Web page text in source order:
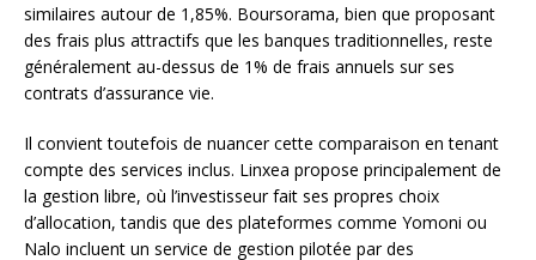
similaires autour de 1,85%. Boursorama, bien que proposant
des frais plus attractifs que les banques traditionnelles, reste
généralement au-dessus de 1% de frais annuels sur ses
contrats d’assurance vie.
Il convient toutefois de nuancer cette comparaison en tenant
compte des services inclus. Linxea propose principalement de
la gestion libre, où l’investisseur fait ses propres choix
d’allocation, tandis que des plateformes comme Yomoni ou
Nalo incluent un service de gestion pilotée par des